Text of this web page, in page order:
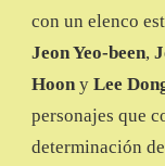
con un elenco
Jeon Yeo-been,
Hoon y Lee
personajes que
determinación